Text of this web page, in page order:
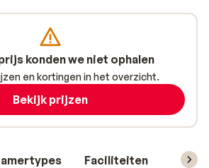
Faciliteiten
konden we niet ophalen
en kortingen in het overzicht.
Bekijk prijzen